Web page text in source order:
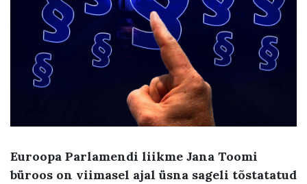
Euroopa Parlamendi liikme Jana Toomi
büroos on viimasel ajal üsna sageli tõstatatud